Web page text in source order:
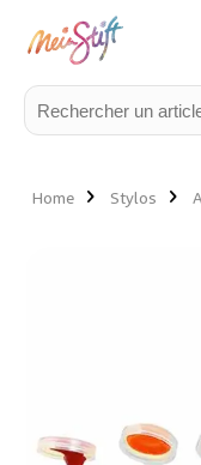
Home Stylos